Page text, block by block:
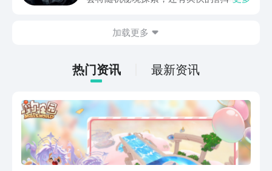
接就可以下载。游戏的上手门槛还是比较
打发无聊的时间，可玩性真的比较高。
加载更多
热门资讯 最新资讯